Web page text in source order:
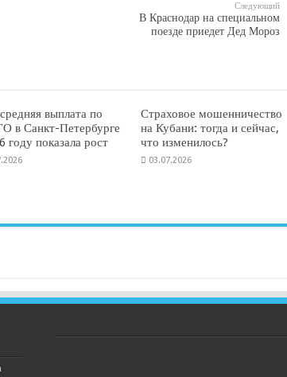
Следующий
В Краснодар на специальном
поезде приедет Дед Мороз
выплата по
в Санкт-Петербурге
году показала рост
Страховое мошенничество
на Кубани: тогда и сейчас,
что изменилось?
03.07.2026